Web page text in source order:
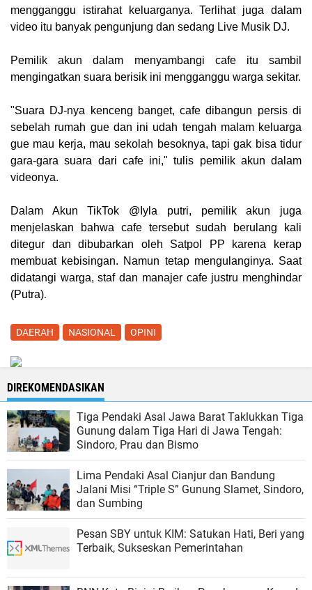
mengganggu istirahat keluarganya. Terlihat juga dalam
video itu banyak pengunjung dan sedang Live Musik DJ.
Pemilik akun dalam menyambangi cafe itu sambil
mengingatkan suara berisik ini mengganggu warga sekitar.
"Suara DJ-nya kenceng banget, cafe dibangun persis di
sebelah rumah gue dan ini udah tengah malam keluarga
gue mau kerja, mau sekolah besoknya, tapi gak bisa tidur
gara-gara suara dari cafe ini," tulis pemilik akun dalam
videonya.
Dalam Akun TikTok @Iyla putri, pemilik akun juga
menjelaskan bahwa cafe tersebut sudah berulang kali
ditegur dan dibubarkan oleh Satpol PP karena kerap
membuat kebisingan. Namun tetap mengulanginya. Saat
didatangi warga, staf dan manajer cafe justru menghindar
(Putra).
DAERAH NASIONAL OPINI
DIREKOMENDASIKAN
Tiga Pendaki Asal Jawa Barat Taklukkan Tiga
Gunung dalam Tiga Hari di Jawa Tengah:
Sindoro, Prau dan Bismo
Lima Pendaki Asal Cianjur dan Bandung
Jalani Misi “Triple S” Gunung Slamet, Sindoro,
dan Sumbing
Pesan SBY untuk KIM: Satukan Hati, Beri yang
Terbaik, Sukseskan Pemerintahan